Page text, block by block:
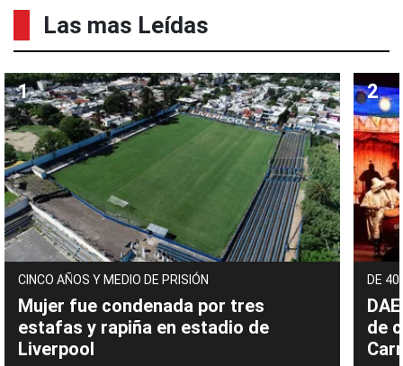
Las mas Leídas
CINCO AÑOS Y MEDIO DE PRISIÓN
Mujer fue condenada por tres
estafas y rapiña en estadio de
Liverpool
DE
de